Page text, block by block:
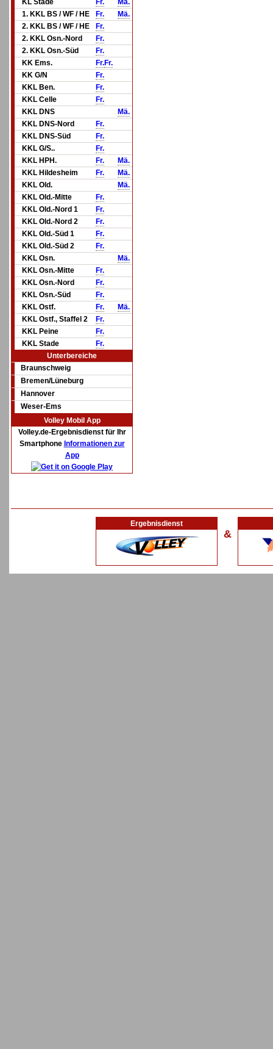
KL Stade Fr.
Mä.
1. KKL BS / WF / HE
Fr.
Mä.
2. KKL BS / WF / HE
Fr.
2. KKL Osn.-Nord
Fr.
2. KKL Osn.-Süd
Fr.
KK Ems.
Fr.Fr.
KK G/N
Fr.
KKL Ben.
Fr.
KKL Celle
Fr.
KKL DNS
Mä.
KKL DNS-Nord
Fr.
KKL DNS-Süd
Fr.
KKL G/S..
Fr.
KKL HPH.
Fr.
Mä.
KKL Hildesheim
Fr.
Mä.
KKL Old.
Mä.
KKL Old.-Mitte
Fr.
KKL Old.-Nord 1
Fr.
KKL Old.-Nord 2
Fr.
KKL Old.-Süd 1
Fr.
KKL Old.-Süd 2
Fr.
KKL Osn.
Mä.
KKL Osn.-Mitte
Fr.
KKL Osn.-Nord
Fr.
KKL Osn.-Süd
Fr.
KKL Ostf.
Fr.
Mä.
KKL Ostf., Staffel 2
Fr.
KKL Peine
Fr.
KKL Stade
Fr.
Unterbereiche
Braunschweig
Bremen/Lüneburg
Hannover
Weser-Ems
Volley Mobil App
Volley.de-Ergebnisdienst für Ihr
Smartphone Informationen zur
App
Ergebnisdienst
&